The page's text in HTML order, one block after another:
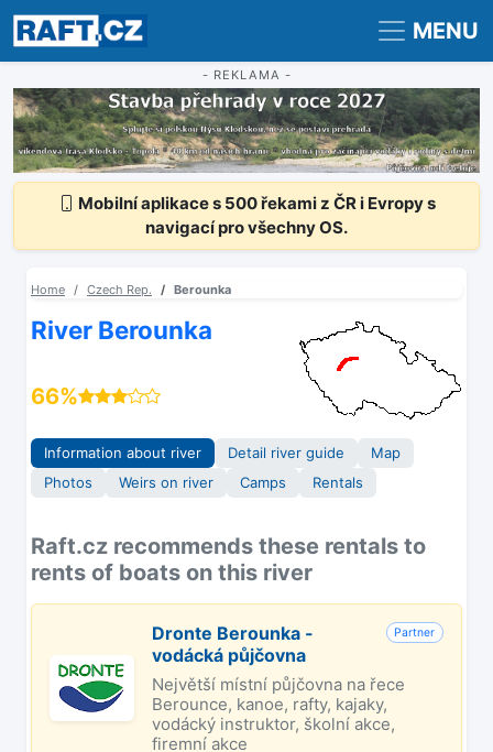
Registrace Přihlášení MENU
- REKLAMA -
Mobilní aplikace s 500 řekami z ČR i Evropy s
navigací pro všechny OS.
Home Czech Rep. Berounka
River Berounka
66%
Information about river Detail river guide
Map
Photos
Weirs on river Camps Rentals
Raft.cz recommends these rentals to
rents of boats on this river
Dronte Berounka -
vodácká půjčovna
Partner
Největší místní půjčovna na řece
Berounce, kanoe, rafty, kajaky,
vodácký instruktor, školní akce,
firemní akce